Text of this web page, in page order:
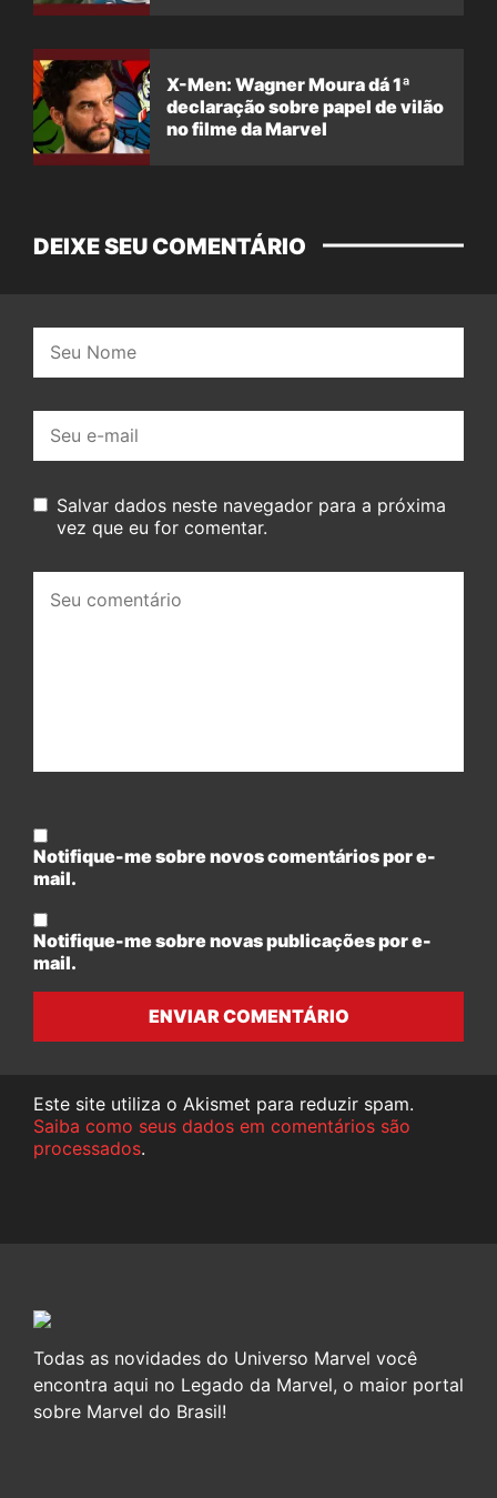
X-Men: Wagner Moura dá 1ª
declaração sobre papel de vilão
no filme da Marvel
DEIXE SEU COMENTÁRIO
mail:
Salvar dados neste navegador para a próxima
vez que eu for comentar.
comentário:
Notifique-me sobre novos comentários por e-
mail.
Notifique-me sobre novas publicações por e-
mail.
ENVIAR COMENTÁRIO
Este site utiliza o Akismet para reduzir spam.
Saiba como seus dados em comentários são
processados.
Todas as novidades do Universo Marvel você
encontra aqui no Legado da Marvel, o maior portal
sobre Marvel do Brasil!